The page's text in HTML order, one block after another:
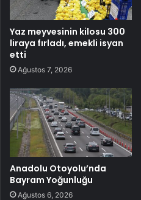
Yaz meyvesinin kilosu 300
liraya fırladı, emekli isyan
etti
Ağustos 7, 2026
Anadolu Otoyolu’nda
Bayram Yoğunluğu
Ağustos 6, 2026